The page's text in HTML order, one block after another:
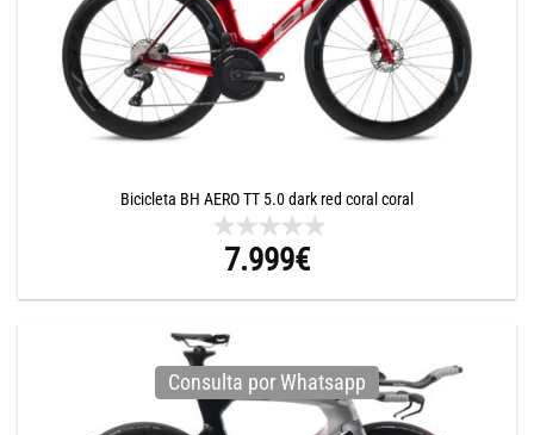
Bicicleta BH AERO TT 5.0 dark red coral coral
7.999€
Consulta por Whatsapp